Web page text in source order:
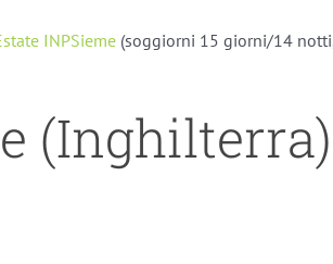
INPSieme (soggiorni 15 giorni/14